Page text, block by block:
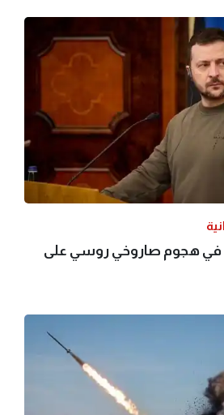
زيلينسكي: مقتل 41 في هجوم صاروخي روسي على